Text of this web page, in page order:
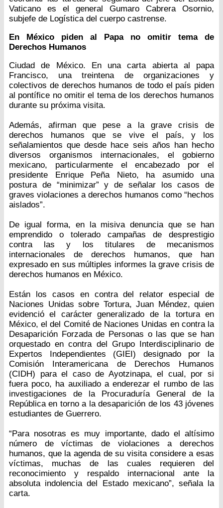
Vaticano es el general Gumaro Cabrera Osornio,
subjefe de Logística del cuerpo castrense.
En México piden al Papa no omitir tema de
Derechos Humanos
Ciudad de México. En una carta abierta al papa
Francisco, una treintena de organizaciones y
colectivos de derechos humanos de todo el país piden
al pontífice no omitir el tema de los derechos humanos
durante su próxima visita.
Además, afirman que pese a la grave crisis de
derechos humanos que se vive el país, y los
señalamientos que desde hace seis años han hecho
diversos organismos internacionales, el gobierno
mexicano, particularmente el encabezado por el
presidente Enrique Peña Nieto, ha asumido una
postura de “minimizar” y de señalar los casos de
graves violaciones a derechos humanos como “hechos
aislados”.
De igual forma, en la misiva denuncia que se han
emprendido o tolerado campañas de desprestigio
contra las y los titulares de mecanismos
internacionales de derechos humanos, que han
expresado en sus múltiples informes la grave crisis de
derechos humanos en México.
Están los casos en contra del relator especial de
Naciones Unidas sobre Tortura, Juan Méndez, quien
evidenció el carácter generalizado de la tortura en
México, el del Comité de Naciones Unidas en contra la
Desaparición Forzada de Personas o las que se han
orquestado en contra del Grupo Interdisciplinario de
Expertos Independientes (GIEI) designado por la
Comisión Interamericana de Derechos Humanos
(CIDH) para el caso de Ayotzinapa, el cual, por si
fuera poco, ha auxiliado a enderezar el rumbo de las
investigaciones de la Procuraduría General de la
República en torno a la desaparición de los 43 jóvenes
estudiantes de Guerrero.
“Para nosotras es muy importante, dado el altísimo
número de víctimas de violaciones a derechos
humanos, que la agenda de su visita considere a esas
víctimas, muchas de las cuales requieren del
reconocimiento y respaldo internacional ante la
absoluta indolencia del Estado mexicano”, señala la
carta.